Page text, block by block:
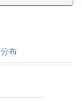
分布